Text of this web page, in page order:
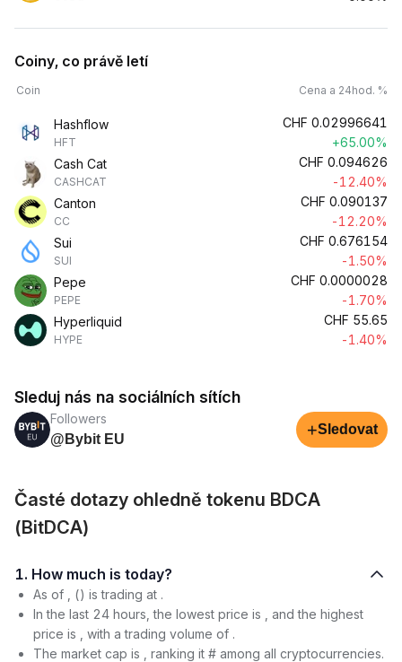
Coiny, co právě letí
Coin Cena a 24hod. %
Hashflow
HFT
CHF 0.02996641
+65.00%
Cash Cat
CASHCAT
CHF 0.094626
-12.40%
Canton
CC
CHF 0.090137
-12.20%
Sui
SUI
CHF 0.676154
-1.50%
Pepe
PEPE
CHF 0.0000028
-1.70%
Hyperliquid
HYPE
CHF 55.65
-1.40%
Sleduj nás na sociálních sítích
Followers
@Bybit EU
+Sledovat
Časté dotazy ohledně tokenu BDCA
(BitDCA)
1. How much is today?
As of , () is trading at .
In the last 24 hours, the lowest price is , and the highest
price is , with a trading volume of .
The market cap is , ranking it # among all cryptocurrencies.